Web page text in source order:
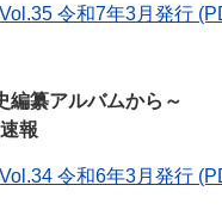
令和7年3月発行
編纂アルバムから～
報
令和6年3月発行